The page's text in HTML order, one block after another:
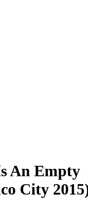
An Empty
City